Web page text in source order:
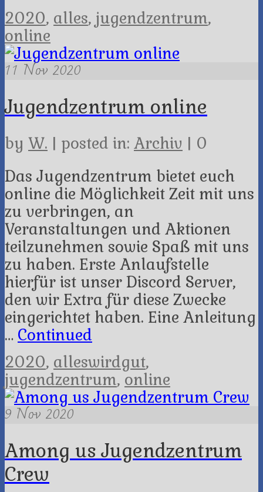
2020, alles, jugendzentrum,
online
11Nov 2020
Jugendzentrum online
by W. | posted in: Archiv | 0
Das Jugendzentrum bietet euch
online die Möglichkeit Zeit mit uns
zu verbringen, an
Veranstaltungen und Aktionen
teilzunehmen sowie Spaß mit uns
zu haben. Erste Anlaufstelle
hierfür ist unser Discord Server,
den wir Extra für diese Zwecke
eingerichtet haben. Eine Anleitung
… Continued
2020, alleswirdgut,
jugendzentrum, online
9Nov 2020
Among us Jugendzentrum
Crew